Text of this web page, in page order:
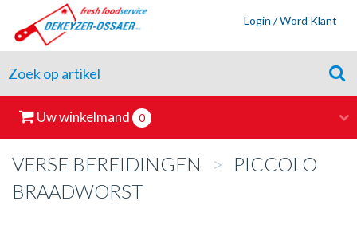
Login / Word Klant
Uw winkelmand 0
VERSE BEREIDINGEN > PICCOLO
BRAADWORST